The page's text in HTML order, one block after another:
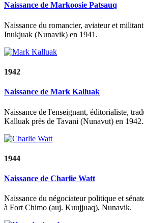
Naissance de Markoosie Patsauq
Naissance du romancier, aviateur et
Inukjuak (Nunavik) en 1941.
1942
Naissance de Mark Kalluak
Naissance de l'enseignant, éditorialiste,
Kalluak près de Tavani (Nunavut) en 1942.
1944
Naissance de Charlie Watt
Naissance du négociateur politique et
à Fort Chimo (auj. Kuujjuaq), Nunavik.